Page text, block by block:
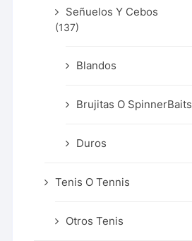
Señuelos Y Cebos
(137)
Blandos
Brujitas O SpinnerBaits
Duros
Tenis O Tennis
Otros Tenis